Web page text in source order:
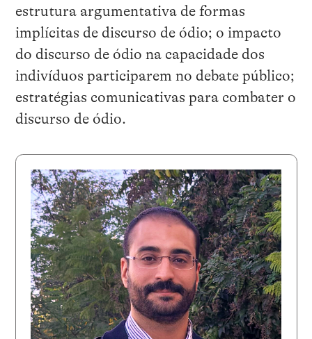
estrutura argumentativa de formas
implícitas de discurso de ódio; o impacto
do discurso de ódio na capacidade dos
indivíduos participarem no debate público;
estratégias comunicativas para combater o
discurso de ódio.